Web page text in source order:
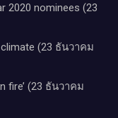
2020 nominees (23
(23 ธันวาคม
fire’ (23 ธันวาคม